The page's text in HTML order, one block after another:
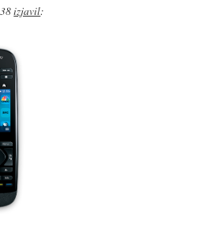
izjavil: